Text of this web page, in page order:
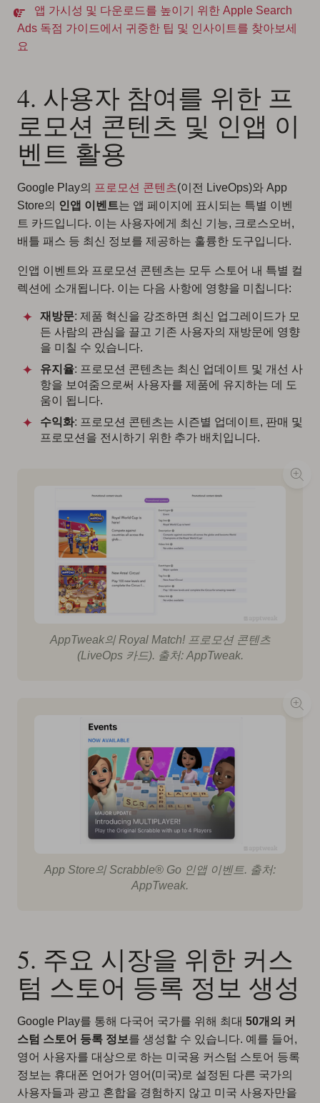
앱 가시성 및 다운로드를 높이기 위한 Apple Search
Ads 독점 가이드에서 귀중한 팁 및 인사이트를 찾아보세
요
4. 사용자 참여를 위한 프
로모션 콘텐츠 및 인앱 이
벤트 활용
Google Play의 프로모션 콘텐츠(이전 LiveOps)와 App
Store의 인앱 이벤트는 앱 페이지에 표시되는 특별 이벤
트 카드입니다. 이는 사용자에게 최신 기능, 크로스오버,
배틀 패스 등 최신 정보를 제공하는 훌륭한 도구입니다.
인앱 이벤트와 프로모션 콘텐츠는 모두 스토어 내 특별 컬
렉션에 소개됩니다. 이는 다음 사항에 영향을 미칩니다:
재방문: 제품 혁신을 강조하면 최신 업그레이드가 모
든 사람의 관심을 끌고 기존 사용자의 재방문에 영향
을 미칠 수 있습니다.
유지율: 프로모션 콘텐츠는 최신 업데이트 및 개선 사
항을 보여줌으로써 사용자를 제품에 유지하는 데 도
움이 됩니다.
수익화: 프로모션 콘텐츠는 시즌별 업데이트, 판매 및
프로모션을 전시하기 위한 추가 배치입니다.
AppTweak의 Royal Match! 프로모션 콘텐츠
(LiveOps 카드). 출처: AppTweak.
App Store의 Scrabble® Go 인앱 이벤트. 출처:
AppTweak.
5. 주요 시장을 위한 커스
텀 스토어 등록 정보 생성
Google Play를 통해 다국어 국가를 위해 최대 50개의 커
스텀 스토어 등록 정보를 생성할 수 있습니다. 예를 들어,
영어 사용자를 대상으로 하는 미국용 커스텀 스토어 등록
정보는 휴대폰 언어가 영어(미국)로 설정된 다른 국가의
사용자들과 광고 혼합을 경험하지 않고 미국 사용자만을